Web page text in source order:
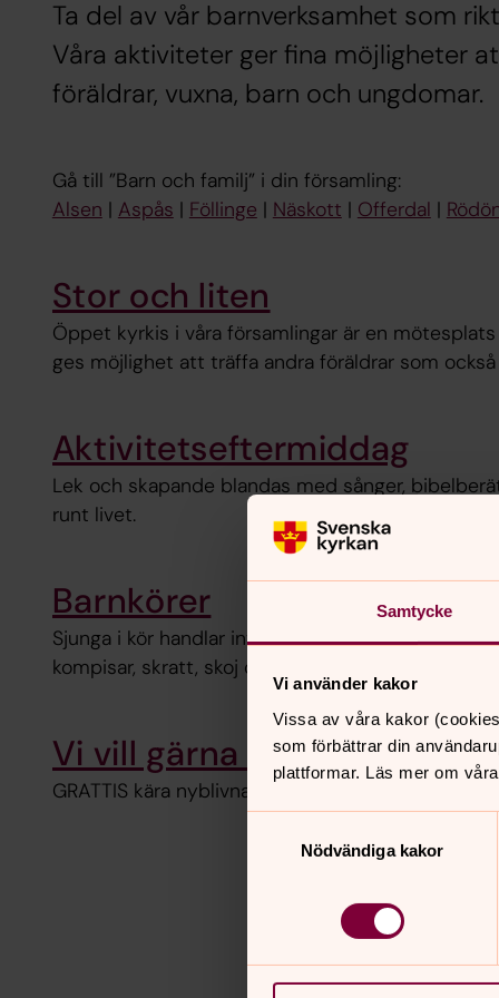
Samtycke
Vi använder kakor
Vissa av våra kakor
som förbättrar din
plattformar. Läs mer om
Nödvändiga kakor
Ta del av vår barnverksamhet som
Våra aktiviteter ger fina möjligheter
föräldrar, vuxna, barn och ungdomar.
Gå till ”Barn och familj” i din församling:
Alsen | Aspås | Föllinge | Näskott | Offerdal |
Stor och liten
Öppet kyrkis i våra församlingar är en
ges möjlighet att träffa andra föräldrar som
Aktivitetseftermiddag
Lek och skapande blandas med sånger,
runt livet.
Barnkörer
Sjunga i kör handlar inte bara om att sjunga utan
kompisar, skratt, skoj och gemenskap.
Vi vill gärna få döpa ert
GRATTIS kära nyblivna föräldrar!